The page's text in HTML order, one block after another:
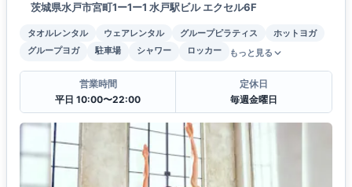
茨城県水戸市宮町1ー1ー1 水戸駅ビル エクセル6F
タオルレンタル ウェアレンタル グループピラティス
ホットヨガ
グループヨガ
駐車場 シャワー ロッカー もっと見る
営業時間
平日 10:00〜22:00
定休日
毎週金曜日